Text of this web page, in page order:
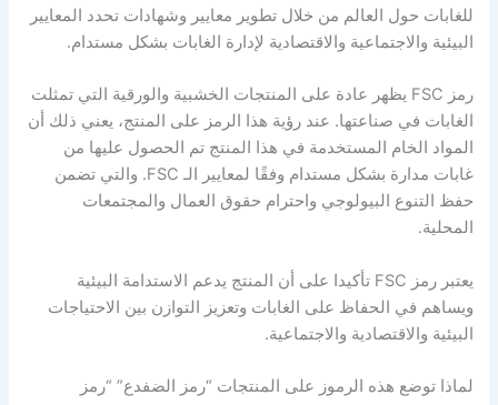
للغابات حول العالم من خلال تطوير معايير وشهادات تحدد المعايير
البيئية والاجتماعية والاقتصادية لإدارة الغابات بشكل مستدام.
رمز FSC يظهر عادة على المنتجات الخشبية والورقية التي تمثلت
الغابات في صناعتها. عند رؤية هذا الرمز على المنتج، يعني ذلك أن
المواد الخام المستخدمة في هذا المنتج تم الحصول عليها من
غابات مدارة بشكل مستدام وفقًا لمعايير الـ FSC. والتي تضمن
حفظ التنوع البيولوجي واحترام حقوق العمال والمجتمعات
المحلية.
يعتبر رمز FSC تأكيدا على أن المنتج يدعم الاستدامة البيئية
ويساهم في الحفاظ على الغابات وتعزيز التوازن بين الاحتياجات
البيئية والاقتصادية والاجتماعية.
لماذا توضع هذه الرموز على المنتجات “رمز الضفدع” “رمز